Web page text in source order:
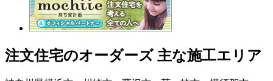
注文住宅のオーダーズ 主な施工エリア